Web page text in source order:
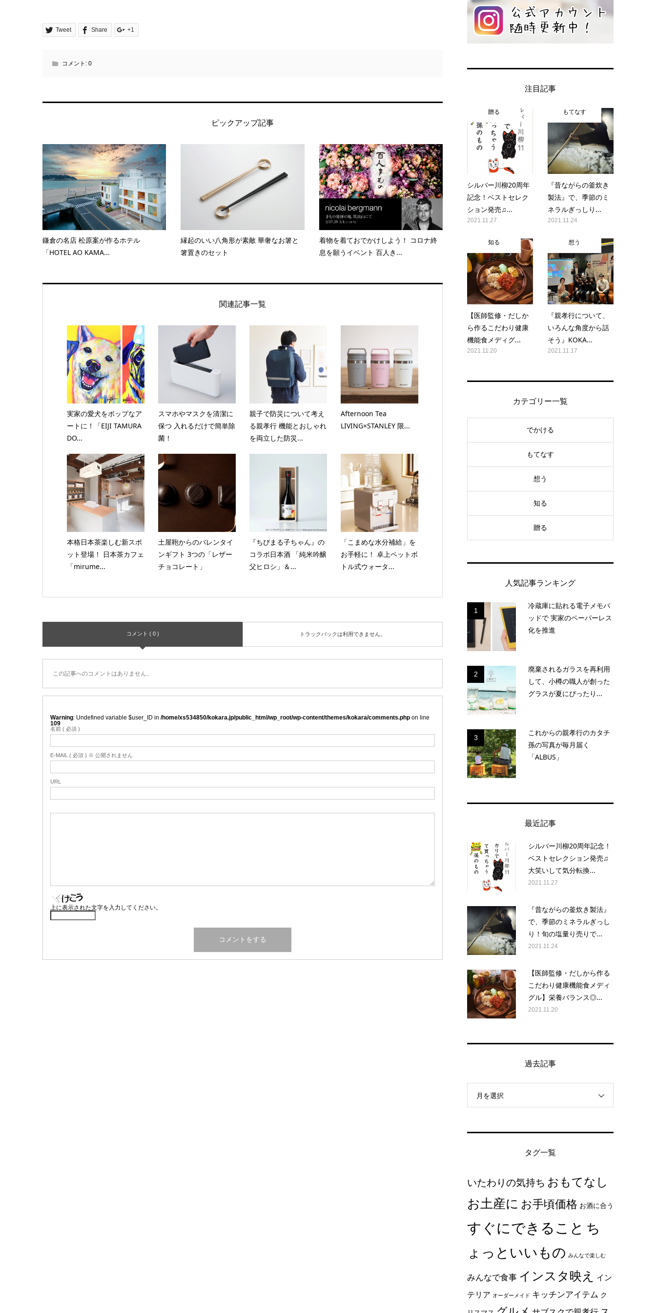
Tweet Share +1
コメント: 0
ピックアップ記事
鎌倉の名店 松原案が作るホテル
「HOTEL AO KAMA...
縁起のいい八角形が素敵 華奢なお箸と
箸置きのセット
着物を着ておでかけしよう！ コロナ終
息を願うイベント 百人き...
関連記事一覧
実家の愛犬をポップなア
ートに！「EIJI TAMURA
DO...
スマホやマスクを清潔に
保つ 入れるだけで簡単除
菌！
親子で防災について考え
る親孝行 機能とおしゃれ
を両立した防災...
Afternoon Tea
LIVING×STANLEY 限...
本格日本茶楽しむ新スポ
ット登場！ 日本茶カフェ
「mirume...
土屋鞄からのバレンタイ
ンギフト 3つの「レザー
チョコレート」
『ちびまる子ちゃん』の
コラボ日本酒 「純米吟醸
父ヒロシ」＆...
「こまめな水分補給」を
お手軽に！ 卓上ペットボ
トル式ウォータ...
コメント ( 0 ) トラックバックは利用できません。
この記事へのコメントはありません。
Warning : Undefined variable $user_ID in /home/xs534850/kokara.jp/public_html/wp_root/wp-content/themes/kokara/comments.php on line
109
名前 ( 必須 )
E-MAIL ( 必須 ) ※ 公開されません
URL
上に表示された文字を入力してください。
注目記事
贈る
シルバー川柳20周年
記念！ベストセレク
ション発売♫...
2021.11.27
もてなす
『昔ながらの釜炊き
製法』で、季節のミ
ネラルぎっしり...
2021.11.24
知る
【医師監修・だしか
ら作るこだわり健康
機能食メディグ...
2021.11.20
想う
『親孝行について、
いろんな角度から話
そう』KOKA...
2021.11.17
カテゴリー一覧
でかける
もてなす
想う
知る
贈る
人気記事ランキング
1
冷蔵庫に貼れる電子メモパ
ッドで 実家のペーパーレス
化を推進
2
廃棄されるガラスを再利用
して、小樽の職人が創った
グラスが夏にぴったり...
3
これからの親孝行のカタチ
孫の写真が毎月届く
「ALBUS」
最近記事
シルバー川柳20周年記念！
ベストセレクション発売♫
大笑いして気分転換...
2021.11.27
『昔ながらの釜炊き製法』
で、季節のミネラルぎっし
り！旬の塩量り売りで...
2021.11.24
【医師監修・だしから作る
こだわり健康機能食メディ
グル】栄養バランス◎...
2021.11.20
過去記事
月を選択
タグ一覧
いたわりの気持ち おもてなし
お土産に お手頃価格 お酒に合う
すぐにできること ち
ょっといいもの みんなで楽しむ
みんなで食事 インスタ映え イン
テリア オーダーメイド キッチンアイテム ク